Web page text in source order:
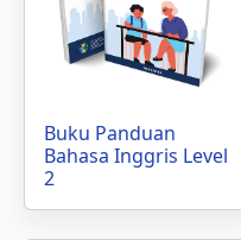
Buku Panduan
Bahasa Inggris Level
2